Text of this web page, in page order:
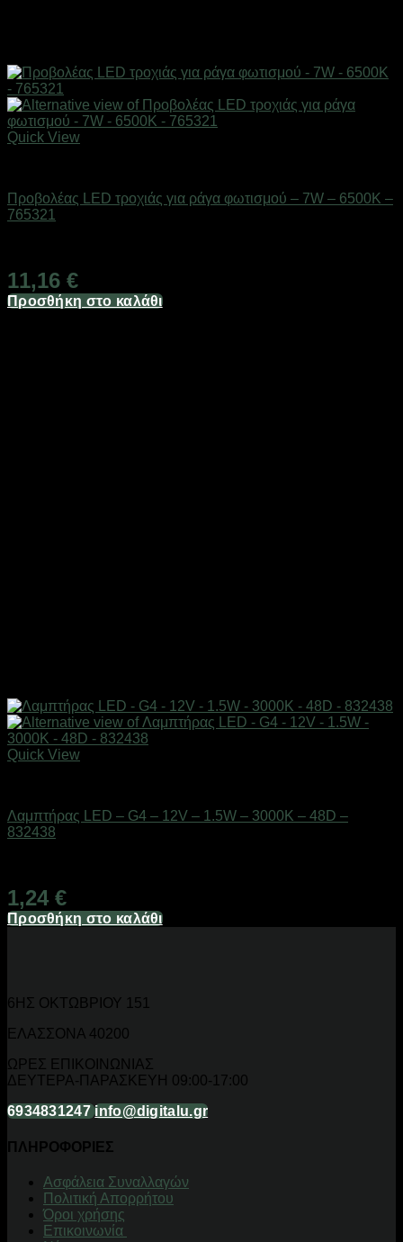
Quick View
Προβολέας LED τροχιάς για ράγα φωτισμού – 7W – 6500K –
765321
11,16 €
Προσθήκη στο καλάθι
Quick View
Λαμπτήρας LED – G4 – 12V – 1.5W – 3000K – 48D –
832438
1,24 €
Προσθήκη στο καλάθι
6ΗΣ ΟΚΤΩΒΡΙΟΥ 151
ΕΛΑΣΣΟΝΑ 40200
ΩΡΕΣ ΕΠΙΚΟΙΝΩΝΙΑΣ
ΔΕΥΤΕΡΑ-ΠΑΡΑΣΚΕΥΗ 09:00-17:00
6934831247 info@digitalu.gr
ΠΛΗΡΟΦΟΡΙΕΣ
Aσφάλεια Συναλλαγών
Πολιτική Απορρήτου
Όροι χρήσης
Επικοινωνία